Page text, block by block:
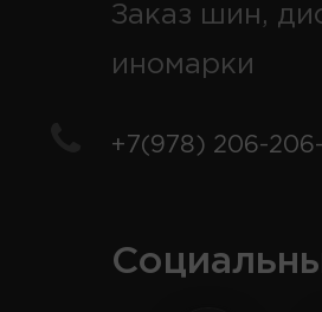
Заказ шин,
иномарки
+7(978) 206-